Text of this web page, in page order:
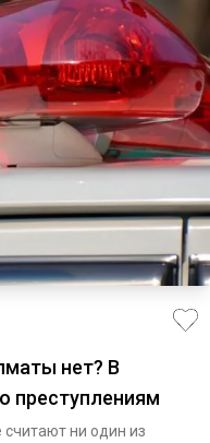
нет? В
преступлениям
ни один из